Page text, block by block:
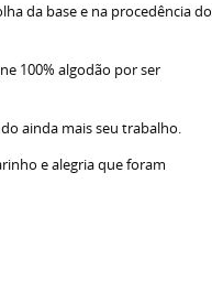
da base e na procedência do
100% algodão por ser
ainda mais seu trabalho.
e alegria que foram